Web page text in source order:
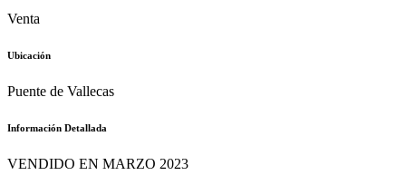
Venta
Ubicación
Puente de Vallecas
Información Detallada
VENDIDO EN MARZO 2023